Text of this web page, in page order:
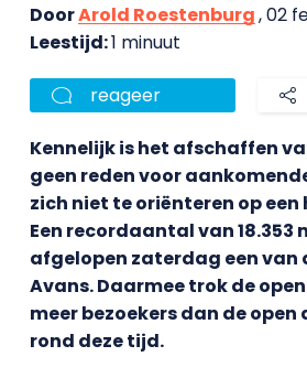
DoorArold Roestenburg, 02
Leestijd:1 minuut
reageer
Kennelijk is het afschaffen
geen reden voor
zich niet te oriënteren op
Een recordaantal van 18.353
afgelopen zaterdag een van
Avans. Daarmee trok de
meer bezoekers dan de
rond deze tijd.